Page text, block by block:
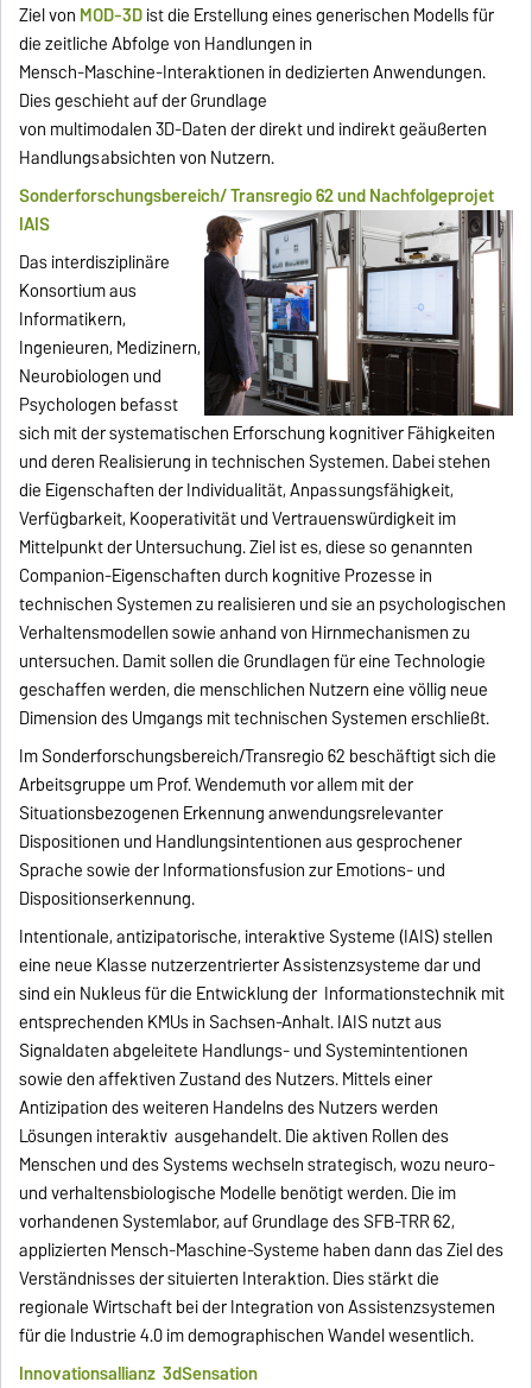
Ziel von MOD-3Dist die Erstellung eines generischen Modells für
die zeitliche Abfolge von Handlungen in
Mensch-Maschine-Interaktionen in dedizierten Anwendungen.
Dies geschieht auf der Grundlage
von multimodalen 3D-Daten der direkt und indirekt geäußerten
Handlungsabsichten von Nutzern.
Sonderforschungsbereich/ Transregio 62 und Nachfolgeprojet
IAIS
Das interdisziplinäre
Konsortium aus
Informatikern,
Ingenieuren, Medizinern,
Neurobiologen und
Psychologen befasst
sich mit der systematischen Erforschung kognitiver Fähigkeiten
und deren Realisierung in technischen Systemen. Dabei stehen
die Eigenschaften der Individualität, Anpassungsfähigkeit,
Verfügbarkeit, Kooperativität und Vertrauenswürdigkeit im
Mittelpunkt der Untersuchung. Ziel ist es, diese so genannten
Companion-Eigenschaften durch kognitive Prozesse in
technischen Systemen zu realisieren und sie an psychologischen
Verhaltensmodellen sowie anhand von Hirnmechanismen zu
untersuchen. Damit sollen die Grundlagen für eine Technologie
geschaffen werden, die menschlichen Nutzern eine völlig neue
Dimension des Umgangs mit technischen Systemen erschließt.
Im Sonderforschungsbereich/Transregio 62 beschäftigt sich die
Arbeitsgruppe um Prof. Wendemuth vor allem mit der
Situationsbezogenen Erkennung anwendungsrelevanter
Dispositionen und Handlungsintentionen aus gesprochener
Sprache sowie der Informationsfusion zur Emotions- und
Dispositionserkennung.
Intentionale, antizipatorische, interaktive Systeme (IAIS) stellen
eine neue Klasse nutzerzentrierter Assistenzsysteme dar und
sind ein Nukleus für die Entwicklung der Informationstechnik mit
entsprechenden KMUs in Sachsen-Anhalt. IAIS nutzt aus
Signaldaten abgeleitete Handlungs- und Systemintentionen
sowie den affektiven Zustand des Nutzers. Mittels einer
Antizipation des weiteren Handelns des Nutzers werden
Lösungen interaktiv ausgehandelt. Die aktiven Rollen des
Menschen und des Systems wechseln strategisch, wozu neuro-
und verhaltensbiologische Modelle benötigt werden. Die im
vorhandenen Systemlabor, auf Grundlage des SFB-TRR 62,
applizierten Mensch-Maschine-Systeme haben dann das Ziel des
Verständnisses der situierten Interaktion. Dies stärkt die
regionale Wirtschaft bei der Integration von Assistenzsystemen
für die Industrie 4.0 im demographischen Wandel wesentlich.
Innovationsallianz 3dSensation